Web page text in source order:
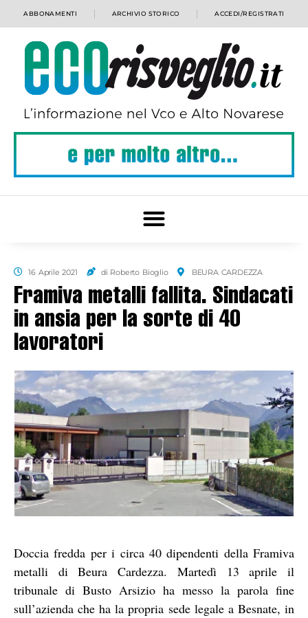
ABBONAMENTI ARCHIVIO STORICO ACCEDI/REGISTRATI
16 Aprile 2021 di Roberto Bioglio BEURA CARDEZZA
Framiva metalli fallita. Sindacati
in ansia per la sorte di 40
lavoratori
Doccia fredda per i circa 40 dipendenti della Framiva
metalli di Beura Cardezza. Martedì 13 aprile il
tribunale di Busto Arsizio ha messo la parola fine
sull’azienda che ha la propria sede legale a Besnate, in